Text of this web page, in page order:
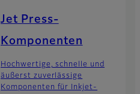
Jet Press-
Komponenten
Hochwertige, schnelle und
äußerst zuverlässige
Komponenten für Inkjet-